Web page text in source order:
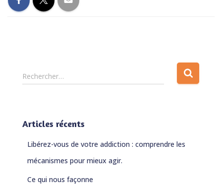
R
e
r
Rechercher…
Articles récents
Libérez-vous de votre addiction : comprendre les
mécanismes pour mieux agir.
Ce qui nous façonne